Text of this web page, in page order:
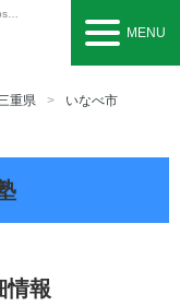
MENU
重県 いなべ市
情報